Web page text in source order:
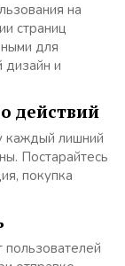
на
страниц
для
дизайн и
действий
каждый лишний
Постарайтесь
покупка